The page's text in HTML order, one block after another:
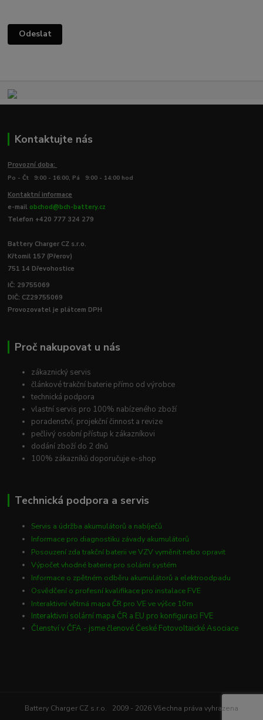
Kontaktujte nás
Provozní doba:
Po - Čt 9:00 - 16:00, Pá 9:00 - 14:00 hod
Kontaktní informace
e-mail obchod@bch-battery.cz
Telefon +420 777 324 279
Battery Charger CZ s.r.o.
Křtomil 157 (Přerov)
751 14 Dřevohostice
IČ: 29755069
DIČ: CZ29755069
Provozovatel je plátcem DPH
Proč nakupovat u nás
zákaznický servis
článkové trakční baterie přímo od výrobce
technická podpora
vlastní servis pro 100% nabízeného zboží
poradenství, projekční činnost a revize
pečlivý osobní přístup k zákazníkovi
dodání zboží do 2 dnů
100% zákazníků doporučuje e-shop
Technická podpora a servis
Servis a údržba akumulátorů a nabíječů
Informace pro diagnostiku závady akumulátorů
Posouzení zda trakční baterii ve VZV vyměnit nebo opravit
Výpočet vhodné baterie pro solární systém
Informace o zpětném odběru akumulátorů a elektroodpadu
Osvědčení o profesní kvalifikace pro instalace FVE
Interaktivní větrná mapa ČR pro VE ve výšce 10m
Interaktivní solární mapa ČR a EU pro konfiguraci FVE
Členství v ČFA - jsme členové České Fotovoltaické Asociace
Battery Charger CZ s.r.o. 2009 - 2026 Všechna práva vyhrazena